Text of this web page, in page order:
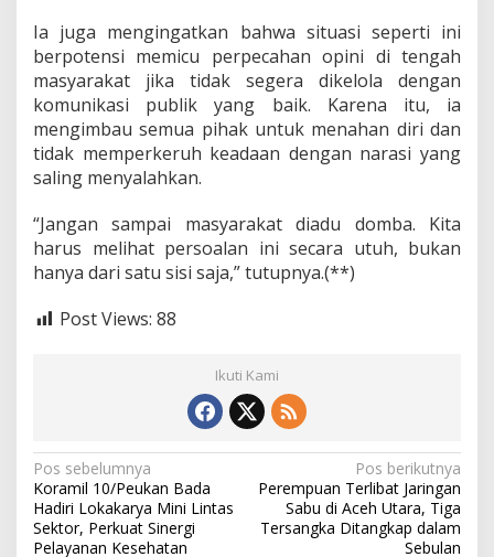
Ia juga mengingatkan bahwa situasi seperti ini
berpotensi memicu perpecahan opini di tengah
masyarakat jika tidak segera dikelola dengan
komunikasi publik yang baik. Karena itu, ia
mengimbau semua pihak untuk menahan diri dan
tidak memperkeruh keadaan dengan narasi yang
saling menyalahkan.
“Jangan sampai masyarakat diadu domba. Kita
harus melihat persoalan ini secara utuh, bukan
hanya dari satu sisi saja,” tutupnya.(**)
Post Views: 88
Ikuti Kami
N
a
v
Pos sebelumnya
Koramil 10/Peukan Bada
Hadiri Lokakarya Mini Lintas
Sektor, Perkuat Sinergi
Pelayanan Kesehatan
Pos berikutnya
Perempuan Terlibat Jaringan
Sabu di Aceh Utara, Tiga
Tersangka Ditangkap dalam
Sebulan